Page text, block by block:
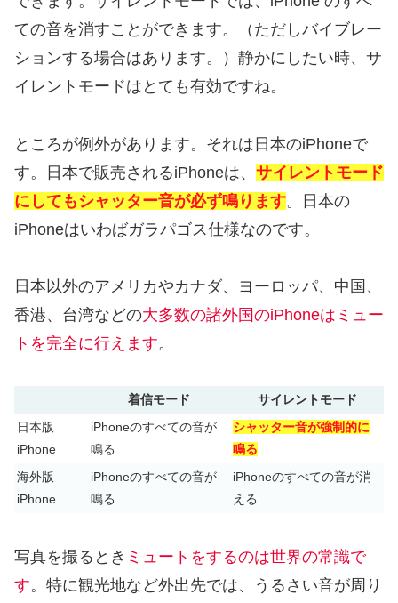
ての音を消すことができます。（ただしバイブレー
ションする場合はあります。）静かにしたい時、サ
イレントモードはとても有効ですね。
ところが例外があります。それは日本のiPhoneで
す。日本で販売されるiPhoneは、 サイレントモード
にしてもシャッター音が必ず鳴ります。日本の
iPhoneはいわばガラパゴス仕様なのです。
日本以外のアメリカやカナダ、ヨーロッパ、中国、
香港、台湾などの大多数の諸外国のiPhoneはミュー
トを完全に行えます。
着信モード
サイレントモード
日本版
iPhone
iPhoneのすべての音が
鳴る
シャッター音が強制的に
鳴る
海外版
iPhone
iPhoneのすべての音が
鳴る
iPhoneのすべての音が消
える
写真を撮るとき ミュートをするのは世界の常識で
す。特に観光地など外出先では、うるさい音が周り